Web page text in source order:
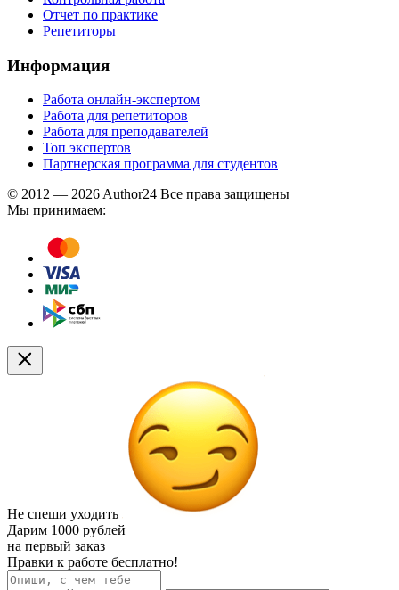
Отчет по практике
Репетиторы
Информация
Работа онлайн-экспертом
Работа для репетиторов
Работа для преподавателей
Топ экспертов
Партнерская программа для студентов
© 2012 — 2026 Author24 Все права защищены
Мы принимаем:
Не спеши уходить
Дарим 1000 рублей
на первый заказ
Правки к работе бесплатно!